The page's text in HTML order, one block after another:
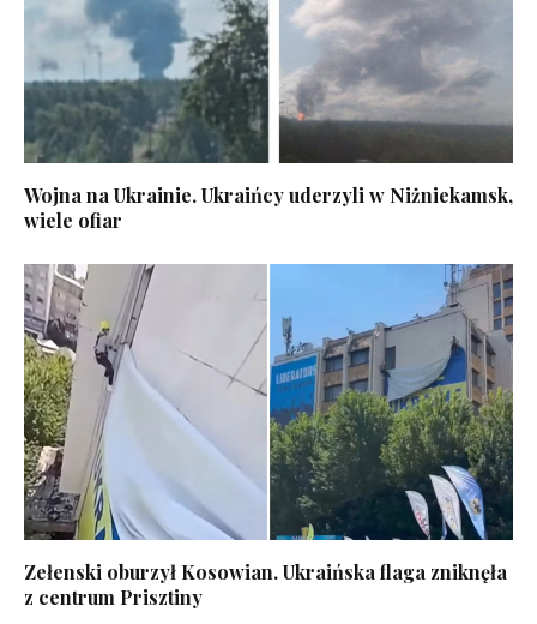
Wojna na Ukrainie. Ukraińcy uderzyli w Niżniekamsk,
wiele ofiar
Zełenski oburzył Kosowian. Ukraińska flaga zniknęła
z centrum Prisztiny